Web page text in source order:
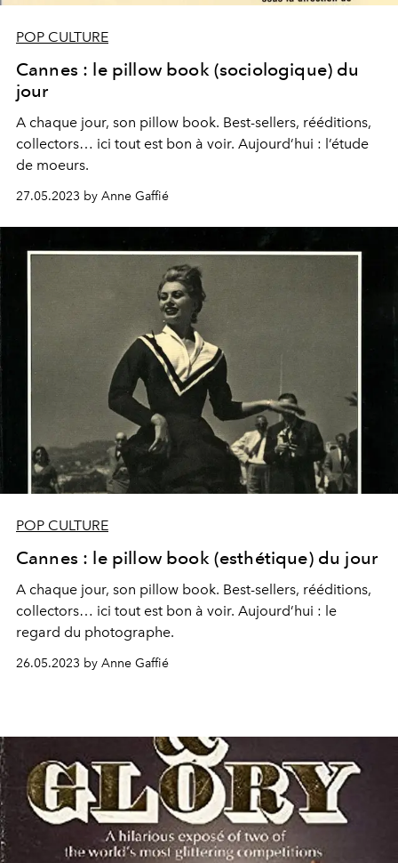
POP CULTURE
Cannes : le pillow book (sociologique) du
jour
A chaque jour, son pillow book. Best-sellers, rééditions,
collectors… ici tout est bon à voir. Aujourd’hui : l’étude
de moeurs.
27.05.2023 by Anne Gaffié
POP CULTURE
Cannes : le pillow book (esthétique) du jour
A chaque jour, son pillow book. Best-sellers, rééditions,
collectors… ici tout est bon à voir. Aujourd’hui : le
regard du photographe.
26.05.2023 by Anne Gaffié